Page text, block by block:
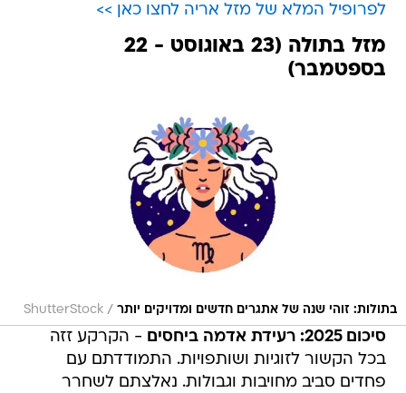
לפרופיל המלא של מזל אריה לחצו כאן >>
מזל בתולה (23 באוגוסט - 22
בספטמבר)
בתולות: זוהי שנה של אתגרים חדשים ומדויקים יותר /
ShutterStock
סיכום 2025: רעידת אדמה ביחסים
- הקרקע זזה
בכל הקשור לזוגיות ושותפויות. התמודדתם עם
פחדים סביב מחויבות וגבולות. נאלצתם לשחרר